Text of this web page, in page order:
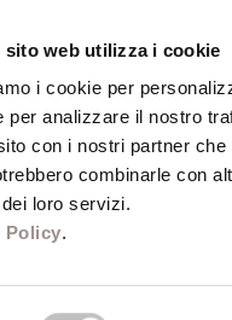
sito web utilizza i cookie
i cookie per
per analizzare il nostro
con i nostri partner
combinarle con
loro servizi.
Policy.
Biblioteca
e